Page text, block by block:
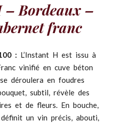
– Bordeaux –
franc
: L’Instant H est issu à
vinifié en cuve béton
déroulera en foudres
subtil, révèle des
et de fleurs. En bouche,
un vin précis, abouti,